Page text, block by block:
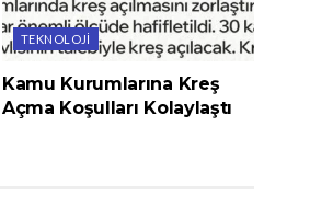
TEKNOLOJI
Kamu Kurumlarına Kreş
Açma Koşulları Kolaylaştı